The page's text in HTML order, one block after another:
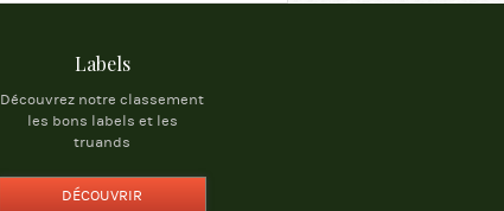
Labels
Découvrez notre classement
les bons labels et les
truands
DÉCOUVRIR